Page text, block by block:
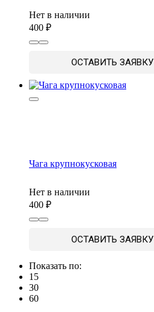
Нет в наличии
400
ОСТАВИТЬ ЗАЯВКУ
Чага крупнокусковая
Нет в наличии
400
ОСТАВИТЬ ЗАЯВКУ
Показать по:
15
30
60